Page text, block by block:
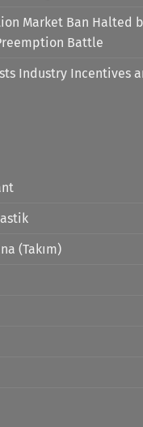
Market Ban Halted
Battle
Industry Incentives
(Takım)